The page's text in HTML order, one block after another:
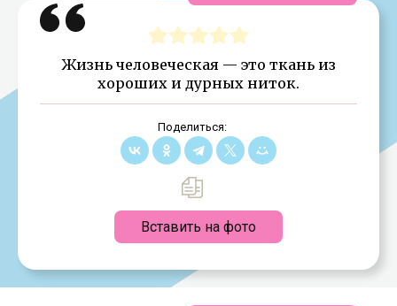
Жизнь человеческая — это ткань из
хороших и дурных ниток.
Поделиться:
Вставить на фото